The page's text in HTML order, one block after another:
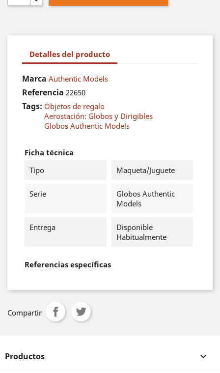
Detalles del producto
Marca Authentic Models
Referencia 22650
Tags: Objetos de regalo
Aerostación: Globos y Dirigibles
Globos Authentic Models
Ficha técnica
Tipo
Maqueta/Juguete
Serie
Globos Authentic
Models
Entrega
Disponible
Habitualmente
Referencias específicas
Compartir
Productos 